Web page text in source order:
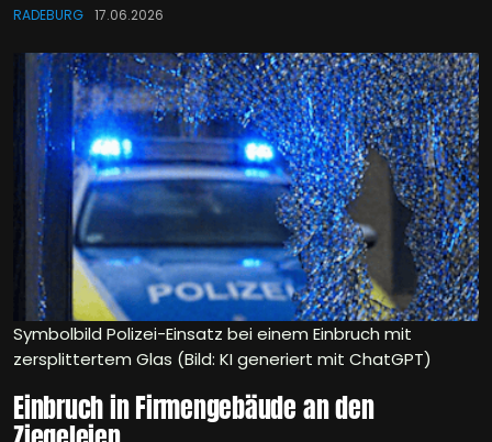
RADEBURG 17.06.2026
Symbolbild Polizei-Einsatz bei einem Einbruch mit
zersplittertem Glas (Bild: KI generiert mit ChatGPT)
Einbruch in Firmengebäude an den